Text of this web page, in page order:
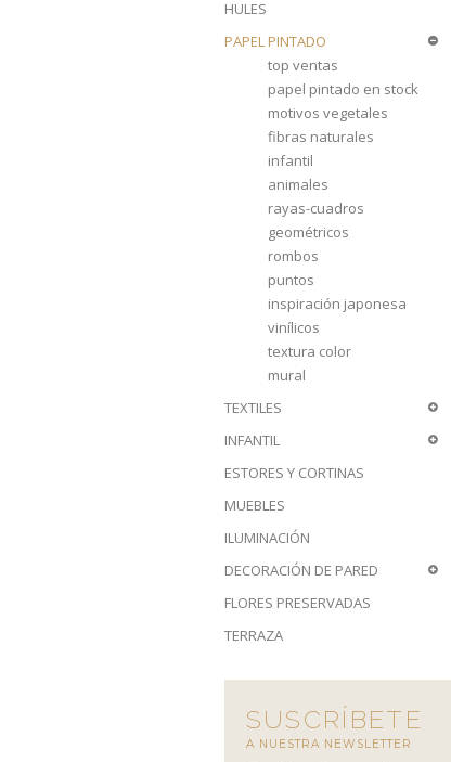
HULES
PAPEL PINTADO
top ventas
papel pintado en stock
motivos vegetales
fibras naturales
infantil
animales
rayas-cuadros
geométricos
rombos
puntos
inspiración japonesa
vinílicos
textura color
mural
TEXTILES
INFANTIL
ESTORES Y CORTINAS
MUEBLES
ILUMINACIÓN
DECORACIÓN DE PARED
FLORES PRESERVADAS
TERRAZA
SUSCRÍBETE
A NUESTRA NEWSLETTER